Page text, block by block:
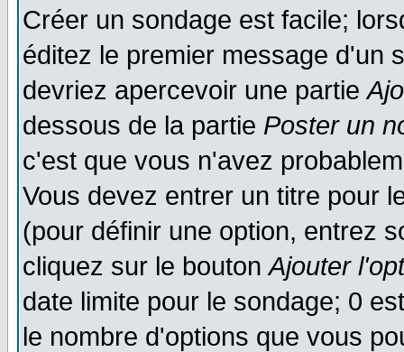
Créer un sondage est facile;
éditez le premier message d'un
devriez apercevoir une partie
dessous de la partie Poster un
c'est que vous n'avez
Vous devez entrer un titre pour
(pour définir une option, entrez
cliquez sur le boutonAjouter
date limite pour le sondage; 0
le nombre d'options que vous